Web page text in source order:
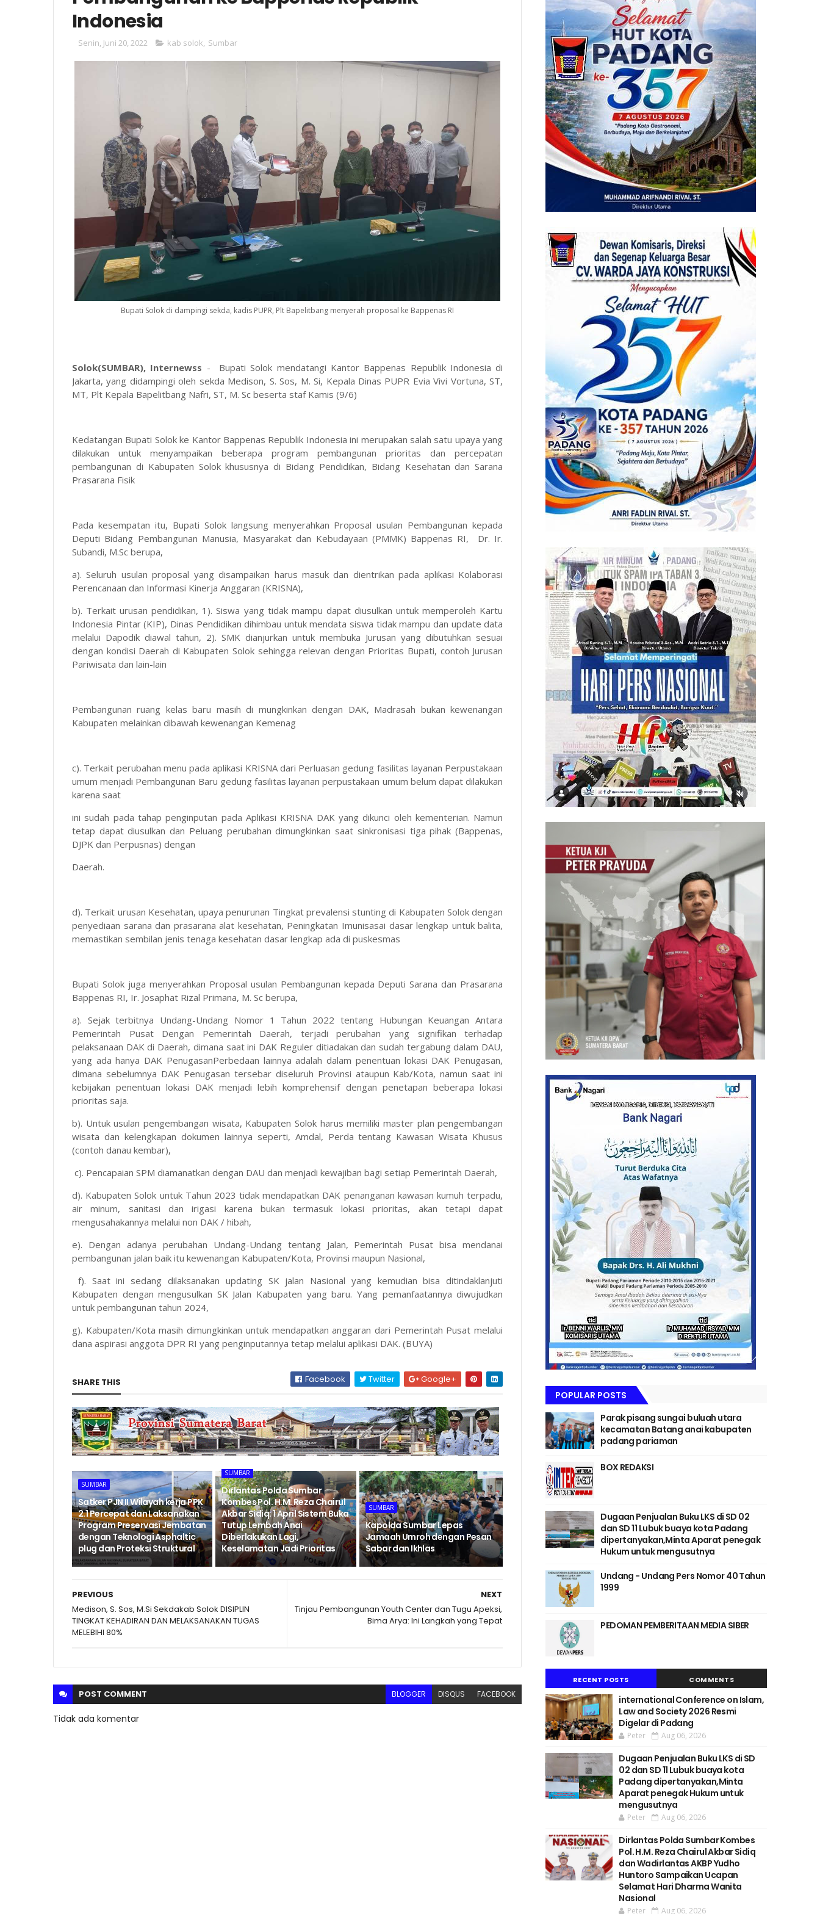
Indonesia
Senin, Juni 20, 2022 kab solok, Sumbar
Bupati Solok di dampingi sekda, kadis PUPR, Plt Bapelitbang menyerah proposal ke Bappenas RI
Solok(SUMBAR), Internewss - Bupati Solok mendatangi Kantor Bappenas Republik Indonesia di
Jakarta, yang didampingi oleh sekda Medison, S. Sos, M. Si, Kepala Dinas PUPR Evia Vivi Vortuna, ST,
MT, Plt Kepala Bapelitbang Nafri, ST, M. Sc beserta staf Kamis (9/6)
Kedatangan Bupati Solok ke Kantor Bappenas Republik Indonesia ini merupakan salah satu upaya yang
dilakukan untuk menyampaikan beberapa program pembangunan prioritas dan percepatan
pembangunan di Kabupaten Solok khususnya di Bidang Pendidikan, Bidang Kesehatan dan Sarana
Prasarana Fisik
Pada kesempatan itu, Bupati Solok langsung menyerahkan Proposal usulan Pembangunan kepada
Deputi Bidang Pembangunan Manusia, Masyarakat dan Kebudayaan (PMMK) Bappenas RI, Dr. Ir.
Subandi, M.Sc berupa,
a). Seluruh usulan proposal yang disampaikan harus masuk dan dientrikan pada aplikasi Kolaborasi
Perencanaan dan Informasi Kinerja Anggaran (KRISNA),
b). Terkait urusan pendidikan, 1). Siswa yang tidak mampu dapat diusulkan untuk memperoleh Kartu
Indonesia Pintar (KIP), Dinas Pendidikan dihimbau untuk mendata siswa tidak mampu dan update data
melalui Dapodik diawal tahun, 2). SMK dianjurkan untuk membuka Jurusan yang dibutuhkan sesuai
dengan kondisi Daerah di Kabupaten Solok sehingga relevan dengan Prioritas Bupati, contoh Jurusan
Pariwisata dan lain-lain
Pembangunan ruang kelas baru masih di mungkinkan dengan DAK, Madrasah bukan kewenangan
Kabupaten melainkan dibawah kewenangan Kemenag
c). Terkait perubahan menu pada aplikasi KRISNA dari Perluasan gedung fasilitas layanan Perpustakaan
umum menjadi Pembangunan Baru gedung fasilitas layanan perpustakaan umum belum dapat dilakukan
karena saat
ini sudah pada tahap penginputan pada Aplikasi KRISNA DAK yang dikunci oleh kementerian. Namun
tetap dapat diusulkan dan Peluang perubahan dimungkinkan saat sinkronisasi tiga pihak (Bappenas,
DJPK dan Perpusnas) dengan
Daerah.
d). Terkait urusan Kesehatan, upaya penurunan Tingkat prevalensi stunting di Kabupaten Solok dengan
penyediaan sarana dan prasarana alat kesehatan, Peningkatan Imunisasai dasar lengkap untuk balita,
memastikan sembilan jenis tenaga kesehatan dasar lengkap ada di puskesmas
Bupati Solok juga menyerahkan Proposal usulan Pembangunan kepada Deputi Sarana dan Prasarana
Bappenas RI, Ir. Josaphat Rizal Primana, M. Sc berupa,
a). Sejak terbitnya Undang-Undang Nomor 1 Tahun 2022 tentang Hubungan Keuangan Antara
Pemerintah Pusat Dengan Pemerintah Daerah, terjadi perubahan yang signifikan terhadap
pelaksanaan DAK di Daerah, dimana saat ini DAK Reguler ditiadakan dan sudah tergabung dalam DAU,
yang ada hanya DAK PenugasanPerbedaan lainnya adalah dalam penentuan lokasi DAK Penugasan,
dimana sebelumnya DAK Penugasan tersebar diseluruh Provinsi ataupun Kab/Kota, namun saat ini
kebijakan penentuan lokasi DAK menjadi lebih komprehensif dengan penetapan beberapa lokasi
prioritas saja.
b). Untuk usulan pengembangan wisata, Kabupaten Solok harus memiliki master plan pengembangan
wisata dan kelengkapan dokumen lainnya seperti, Amdal, Perda tentang Kawasan Wisata Khusus
(contoh danau kembar),
c). Pencapaian SPM diamanatkan dengan DAU dan menjadi kewajiban bagi setiap Pemerintah Daerah,
d). Kabupaten Solok untuk Tahun 2023 tidak mendapatkan DAK penanganan kawasan kumuh terpadu,
air minum, sanitasi dan irigasi karena bukan termasuk lokasi prioritas, akan tetapi dapat
mengusahakannya melalui non DAK / hibah,
e). Dengan adanya perubahan Undang-Undang tentang Jalan, Pemerintah Pusat bisa mendanai
pembangunan jalan baik itu kewenangan Kabupaten/Kota, Provinsi maupun Nasional,
f). Saat ini sedang dilaksanakan updating SK jalan Nasional yang kemudian bisa ditindaklanjuti
Kabupaten dengan mengusulkan SK Jalan Kabupaten yang baru. Yang pemanfaatannya diwujudkan
untuk pembangunan tahun 2024,
g). Kabupaten/Kota masih dimungkinkan untuk mendapatkan anggaran dari Pemerintah Pusat melalui
dana aspirasi anggota DPR RI yang penginputannya tetap melalui aplikasi DAK. (BUYA)
SHARE THIS Facebook Twitter Google+
SUMBAR
‎Satker PJN II Wilayah kerja PPK
2.1 Percepat dan Laksanakan
Program Preservasi Jembatan
dengan Teknologi Asphaltic
plug dan Proteksi Struktural ‎
SUMBAR
Dirlantas Polda Sumbar
Kombes Pol. H.M. Reza Chairul
Akbar Sidiq: 1 April Sistem Buka
Tutup Lembah Anai
Diberlakukan Lagi,
Keselamatan Jadi Prioritas
SUMBAR
Kapolda Sumbar Lepas
Jamaah Umroh dengan Pesan
Sabar dan Ikhlas
NEXT
Tinjau Pembangunan Youth Center dan Tugu Apeksi,
Bima Arya: Ini Langkah yang Tepat
PREVIOUS
Medison, S. Sos, M.Si Sekdakab Solok DISIPLIN
TINGKAT KEHADIRAN DAN MELAKSANAKAN TUGAS
MELEBIHI 80%
POST COMMENT BLOGGER DISQUS FACEBOOK
Tidak ada komentar
POPULAR POSTS
Parak pisang sungai buluah utara
kecamatan Batang anai kabupaten
padang pariaman
BOX REDAKSI
Dugaan Penjualan Buku LKS di SD 02
dan SD 11 Lubuk buaya kota Padang
dipertanyakan,Minta Aparat penegak
Hukum untuk mengusutnya
Undang - Undang Pers Nomor 40 Tahun
1999
PEDOMAN PEMBERITAAN MEDIA SIBER
RECENT POSTS COMMENTS
international Conference on Islam,
Law and Society 2026 Resmi
Digelar di Padang
Peter Aug 06, 2026
Dugaan Penjualan Buku LKS di SD
02 dan SD 11 Lubuk buaya kota
Padang dipertanyakan,Minta
Aparat penegak Hukum untuk
mengusutnya
Peter Aug 06, 2026
Dirlantas Polda Sumbar Kombes
Pol. H.M. Reza Chairul Akbar Sidiq
dan Wadirlantas AKBP Yudho
Huntoro Sampaikan Ucapan
Selamat Hari Dharma Wanita
Nasional
Peter Aug 06, 2026